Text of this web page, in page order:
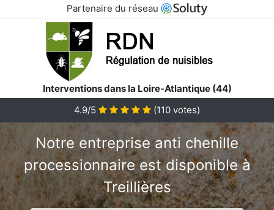
Partenaire du réseau
Interventions dans la Loire-Atlantique (44)
4.9/5
(110 votes)
Notre entreprise anti chenille
processionnaire est disponible à
Treillières